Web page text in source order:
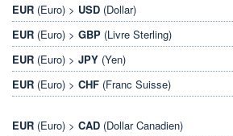
EUR (Euro) > USD (Dollar)
EUR (Euro) > GBP (Livre Sterling)
EUR (Euro) > JPY (Yen)
EUR (Euro) > CHF (Franc Suisse)
EUR (Euro) > CAD (Dollar Canadien)